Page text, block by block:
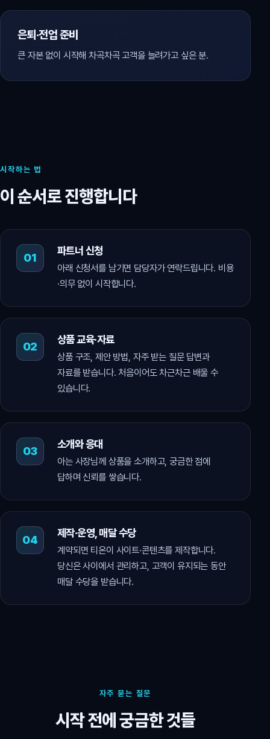
은퇴·전업 준비
큰 자본 없이 시작해 차곡차곡 고객을 늘려가고 싶은 분.
시작하는 법
이 순서로 진행합니다
파트너 신청
아래 신청서를 남기면 담당자가 연락드립니다. 비용
·의무 없이 시작합니다.
상품 교육·자료
상품 구조, 제안 방법, 자주 받는 질문 답변과
자료를 받습니다. 처음이어도 차근차근 배울 수
있습니다.
소개와 응대
아는 사장님께 상품을 소개하고, 궁금한 점에
답하며 신뢰를 쌓습니다.
제작·운영, 매달 수당
계약되면 티온이 사이트·콘텐츠를 제작합니다.
당신은 사이에서 관리하고, 고객이 유지되는 동안
매달 수당을 받습니다.
자주 묻는 질문
시작 전에 궁금한 것들